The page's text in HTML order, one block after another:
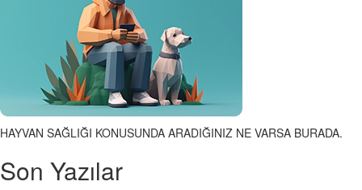
HAYVAN SAĞLIĞI KONUSUNDA ARADIĞINIZ NE VARSA BURADA.
Son Yazılar